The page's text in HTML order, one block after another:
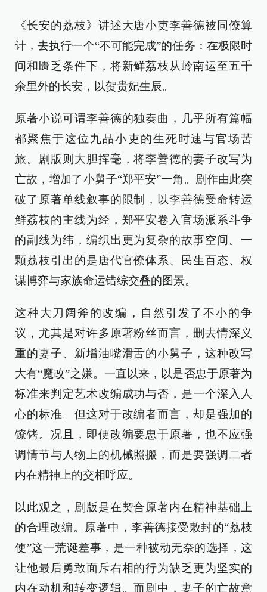
《长安的荔枝》讲述大唐小吏李善德被同僚算
计，去执行一个“不可能完成”的任务：在极限时
间和匮乏条件下，将新鲜荔枝从岭南运至五千
余里外的长安，以贺贵妃生辰。
原著小说可谓李善德的独奏曲，几乎所有篇幅
都聚焦于这位九品小吏的生死时速与官场苦
旅。剧版则大胆挥毫，将李善德的妻子改写为
亡故，增加了小舅子“郑平安”一角。剧作由此突
破了原著单线叙事的限制，以李善德受命转运
鲜荔枝的主线为经，郑平安卷入官场派系斗争
的副线为纬，编织出更为复杂的故事空间。一
颗荔枝引出的是唐代官僚体系、民生百态、权
谋博弈与家族命运错综交叠的图景。
这种大刀阔斧的改编，自然引发了不小的争
议，尤其是对许多原著粉丝而言，删去情深义
重的妻子、新增油嘴滑舌的小舅子，这种改写
大有“魔改”之嫌。一直以来，以是否忠于原著为
标准来判定艺术改编成功与否，是一个深入人
心的标准。但这对于改编者而言，却是强加的
镣铐。况且，即便改编要忠于原著，也不应强
调情节与人物上的机械照搬，而是要强调二者
内在精神上的交相呼应。
以此观之，剧版是在契合原著内在精神基础上
的合理改编。原著中，李善德接受敕封的“荔枝
使”这一荒诞差事，是一种被动无奈的选择，这
让他最后勇敢面斥右相的行为缺乏更为坚实的
内在动机和转变逻辑。而剧中，妻子的亡故意